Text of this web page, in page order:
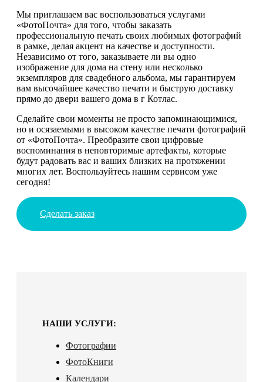
Мы приглашаем вас воспользоваться услугами
«ФотоПочта» для того, чтобы заказать
профессиональную печать своих любимых фотографий
в рамке, делая акцент на качестве и доступности.
Независимо от того, заказываете ли вы одно
изображение для дома на стену или несколько
экземпляров для свадебного альбома, мы гарантируем
вам высочайшее качество печати и быструю доставку
прямо до двери вашего дома в г Котлас.
Сделайте свои моменты не просто запоминающимися,
но и осязаемыми в высоком качестве печати фотографий
от «ФотоПочта». Преобразите свои цифровые
воспоминания в неповторимые артефакты, которые
будут радовать вас и ваших близких на протяжении
многих лет. Воспользуйтесь нашим сервисом уже
сегодня!
Сделать заказ
НАШИ УСЛУГИ:
Фотографии
ФотоКниги
Календари